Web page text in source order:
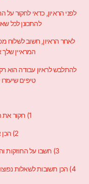
לפני הראיון, כדאי לחקור
להתכונן לכל
לאחר הראיון, חשוב לשלוח
המראיין שלך
להתלבש לראיון עבודה הוא
טיפים
1) חקור את החברה, התרבות שלה וערכיה.
2) הכן את השאלות שלך מראש.
3) חשבו על החוזקות והחולשות שלכם וכיצד הן קשורות לתפקיד.
4) הכן תשובות לשאלות